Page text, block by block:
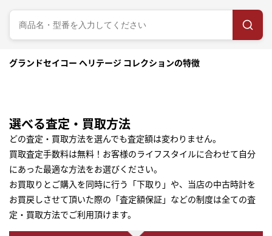
グランドセイコー ヘリテージ コレクションの特徴
選べる査定・買取方法
どの査定・買取方法を選んでも査定額は変わりません。
買取査定手数料は無料！お客様のライフスタイルに合わせて自分
にあった最適な方法をお選びください。
お買取りとご購入を同時に行う「下取り」や、当店の中古時計を
お買戻しさせて頂いた際の「査定額保証」などの制度は全ての査
定・買取方法でご利用頂けます。